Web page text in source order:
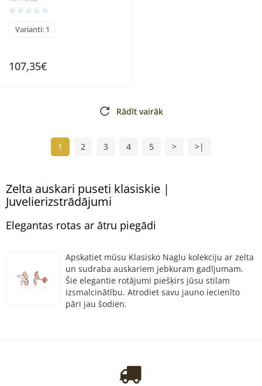
Varianti: 1
107,35€
Rādīt vairāk
1 2 3 4 5 > >|
Zelta auskari puseti klasiskie |
Juvelierizstrādājumi
Elegantas rotas ar ātru piegādi
Apskatiet mūsu Klasisko Naglu kolekciju ar zelta
un sudraba auskariem jebkuram gadījumam.
Šie elegantie rotājumi piešķirs jūsu stilam
izsmalcinātību. Atrodiet savu jauno iecienīto
pāri jau šodien.